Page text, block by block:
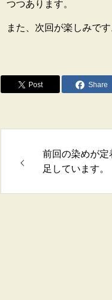
つつあります。
また、次回が楽しみで
Post Share
前回の染めが
足しています。